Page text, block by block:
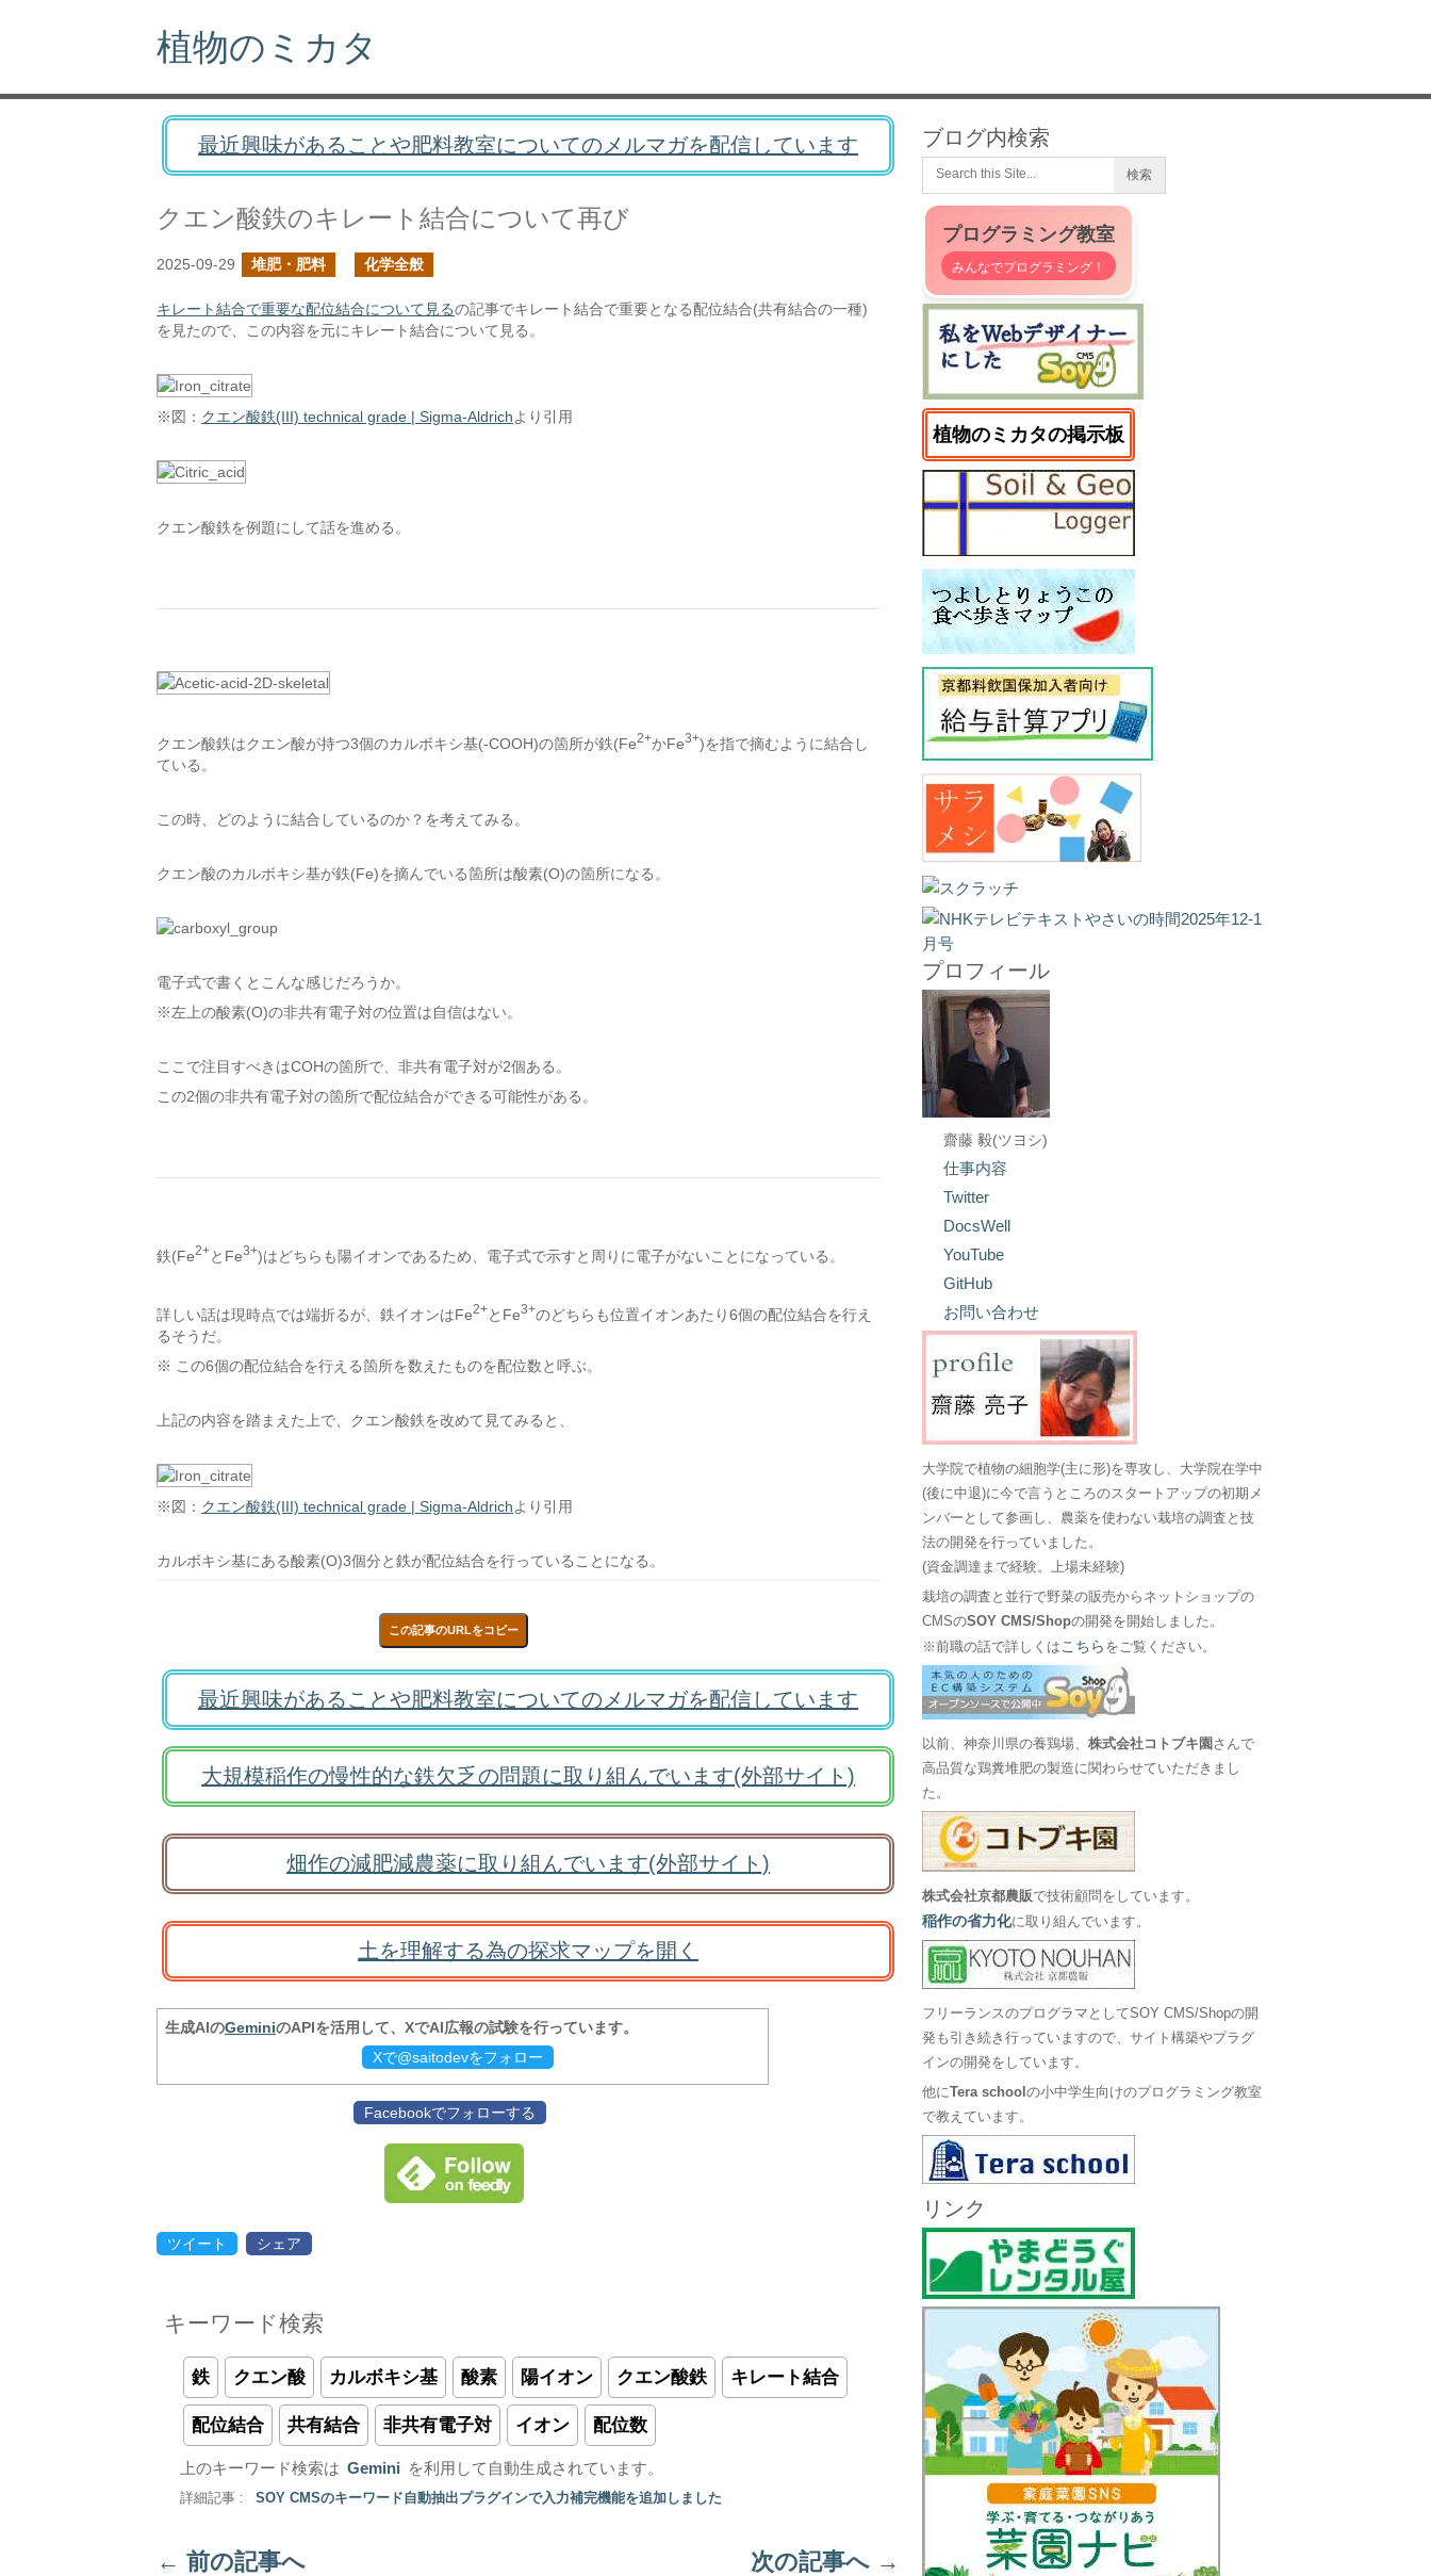
植物のミカタ
最近興味があることや肥料教室についてのメルマガを配信しています
クエン酸鉄のキレート結合について再び
2025-09-29 堆肥・肥料 化学全般
キレート結合で重要な配位結合について見るの記事でキレート結合で重要となる配位結合(共有結合の一種)
を見たので、この内容を元にキレート結合について見る。
※図： クエン酸鉄(III) technical grade | Sigma-Aldrichより引用
クエン酸鉄を例題にして話を進める。
クエン酸鉄はクエン酸が持つ3個のカルボキシ基(-COOH)の箇所が鉄(Fe2+かFe3+)を指で摘むように結合し
ている。
この時、どのように結合しているのか？を考えてみる。
クエン酸のカルボキシ基が鉄(Fe)を摘んでいる箇所は酸素(O)の箇所になる。
電子式で書くとこんな感じだろうか。
※左上の酸素(O)の非共有電子対の位置は自信はない。
ここで注目すべきはCOHの箇所で、非共有電子対が2個ある。
この2個の非共有電子対の箇所で配位結合ができる可能性がある。
鉄(Fe2+とFe3+)はどちらも陽イオンであるため、電子式で示すと周りに電子がないことになっている。
詳しい話は現時点では端折るが、鉄イオンはFe2+とFe3+のどちらも位置イオンあたり6個の配位結合を行え
るそうだ。
※ この6個の配位結合を行える箇所を数えたものを配位数と呼ぶ。
上記の内容を踏まえた上で、クエン酸鉄を改めて見てみると、
※図： クエン酸鉄(III) technical grade | Sigma-Aldrichより引用
カルボキシ基にある酸素(O)3個分と鉄が配位結合を行っていることになる。
この記事のURLをコピー
最近興味があることや肥料教室についてのメルマガを配信しています
大規模稲作の慢性的な鉄欠乏の問題に取り組んでいます(外部サイト)
畑作の減肥減農薬に取り組んでいます(外部サイト)
土を理解する為の探求マップを開く
生成AIのGeminiのAPIを活用して、XでAI広報の試験を行っています。
Xで@saitodevをフォロー
Facebookでフォローする
ツイート シェア
キーワード検索
鉄 クエン酸 カルボキシ基 酸素 陽イオン クエン酸鉄 キレート結合
配位結合 共有結合 非共有電子対 イオン 配位数
上のキーワード検索は Gemini を利用して自動生成されています。
詳細記事 : SOY CMSのキーワード自動抽出プラグインで入力補完機能を追加しました
← 前の記事へ 次の記事へ →
ブログ内検索
プログラミング教室
みんなでプログラミング！
植物のミカタの掲示板
プロフィール
齋藤 毅(ツヨシ)
仕事内容
Twitter
DocsWell
YouTube
GitHub
お問い合わせ
大学院で植物の細胞学(主に形)を専攻し、大学院在学中
(後に中退)に今で言うところのスタートアップの初期メ
ンバーとして参画し、農薬を使わない栽培の調査と技
法の開発を行っていました。
(資金調達まで経験。上場未経験)
栽培の調査と並行で野菜の販売からネットショップの
CMSのSOY CMS/Shopの開発を開始しました。
※前職の話で詳しくは こちら をご覧ください。
以前、神奈川県の養鶏場、株式会社コトブキ園 さんで
高品質な鶏糞堆肥の製造に関わらせていただきまし
た。
株式会社京都農販で技術顧問をしています。
稲作の省力化に取り組んでいます。
フリーランスのプログラマとしてSOY CMS/Shopの開
発も引き続き行っていますので、サイト構築やプラグ
インの開発をしています。
他にTera schoolの小中学生向けのプログラミング教室
で教えています。
リンク